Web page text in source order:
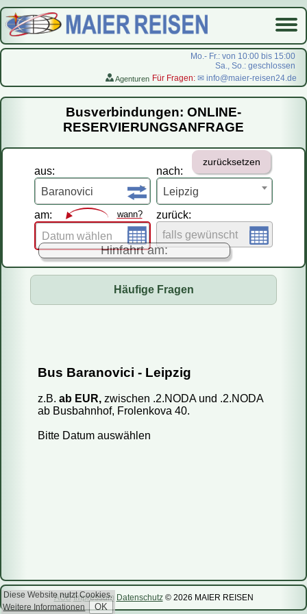
Mo.- Fr.: von 10:00 bis 15:00
Sa., So.: geschlossen
Agenturen Für Fragen: ✉ info@maier-reisen24.de
Startseite
Busverbindungen
Flugreisen
LastMinute-Pauschal
На русском
Busverbindungen: ONLINE-
RESERVIERUNGSANFRAGE
aus:
Baranovici
am:
wann?
Datum wählen
Hinfahrt am:
nach:
Leipzig
zurücksetzen
zurück:
falls gewünscht
Häufige Fragen
Wie kann ich mein Ticket bezahlen?
Wie storniere ich meine Reservierung?
Bus Baranovici - Leipzig
z.B.ab EUR,zwischen .2.NODA und .2.NODA
ab Busbahnhof, Frolenkova 40.
Bitte Datum auswählen
AGB Impressum Datenschutz© 2026 MAIER REISEN
Diese Website nutzt Cookies.
Weitere Informationen